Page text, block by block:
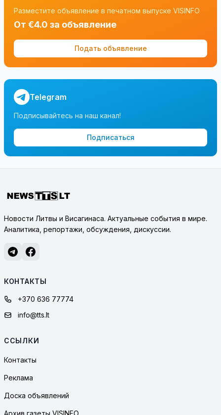
Разместите объявление в печатном выпуске VISINFO
От €4.0 за объявление
Подать объявление
Telegram
Подписывайтесь на наш канал!
Подписаться
Новости Литвы и Висагинаса. Актуальные события в мире.
Аналитика, репортажи, обсуждения, дискуссии.
КОНТАКТЫ
+370 636 77774
info@tts.lt
ССЫЛКИ
Контакты
Реклама
Доска объявлений
Архив газеты VISINFO